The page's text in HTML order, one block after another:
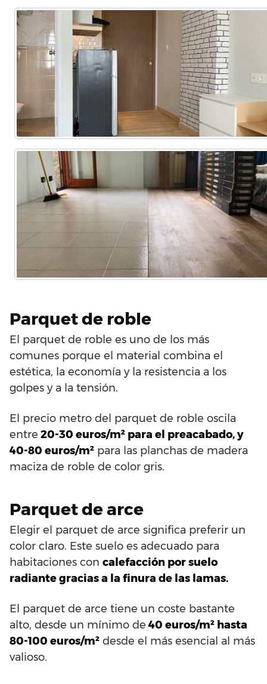
Parquet de roble
El parquet de roble es uno de los más
comunes porque el material combina el
estética, la economía y la resistencia a los
golpes y a la tensión.
El precio metro del parquet de roble oscila
entre 20-30 euros/m² para el preacabado, y
40-80 euros/m² para las planchas de madera
maciza de roble de color gris.
Parquet de arce
Elegir el parquet de arce significa preferir un
color claro. Este suelo es adecuado para
habitaciones con calefacción por suelo
radiante gracias a la finura de las lamas.
El parquet de arce tiene un coste bastante
alto, desde un mínimo de 40 euros/m² hasta
80-100 euros/m² desde el más esencial al más
valioso.